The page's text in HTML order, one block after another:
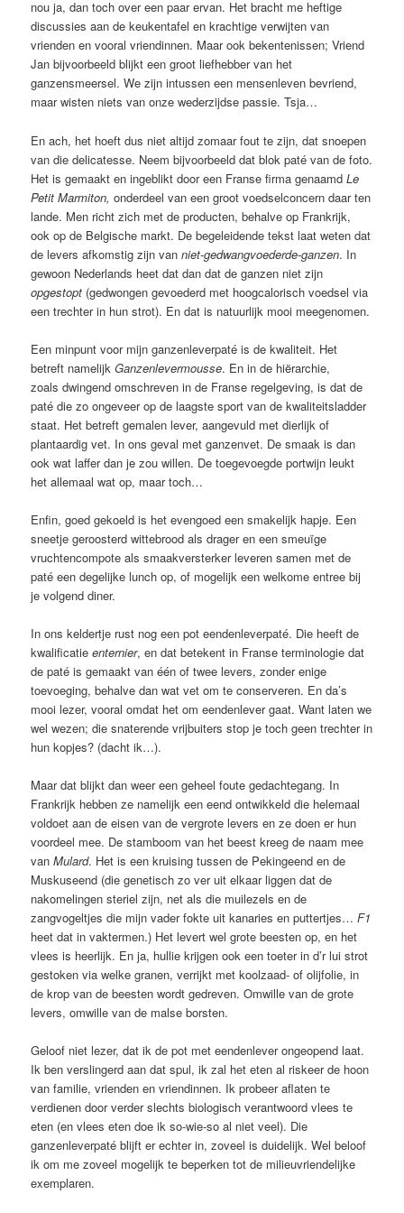
nou ja, dan toch over een paar ervan. Het bracht me heftige
discussies aan de keukentafel en krachtige verwijten van
vrienden en vooral vriendinnen. Maar ook bekentenissen; Vriend
Jan bijvoorbeeld blijkt een groot liefhebber van het
ganzensmeersel. We zijn intussen een mensenleven bevriend,
maar wisten niets van onze wederzijdse passie. Tsja…
En ach, het hoeft dus niet altijd zomaar fout te zijn, dat snoepen
van die delicatesse. Neem bijvoorbeeld dat blok paté van de foto.
Het is gemaakt en ingeblikt door een Franse firma genaamdLe
Petit Marmiton, onderdeel van een groot voedselconcern daar ten
lande. Men richt zich met de producten, behalve op Frankrijk,
ook op de Belgische markt. De begeleidende tekst laat weten dat
de levers afkomstig zijn vanniet-gedwangvoederde-ganzen. In
gewoon Nederlands heet dat dan dat de ganzen niet zijn
opgestopt (gedwongen gevoederd met hoogcalorisch voedsel via
een trechter in hun strot). En dat is natuurlijk mooi meegenomen.
Een minpunt voor mijn ganzenleverpaté is de kwaliteit. Het
betreft namelijkGanzenlevermousse. En in de hiërarchie,
zoals dwingend omschreven in de Franse regelgeving, is dat de
paté die zo ongeveer op de laagste sport van de kwaliteitsladder
staat. Het betreft gemalen lever, aangevuld met dierlijk of
plantaardig vet. In ons geval met ganzenvet. De smaak is dan
ook wat laffer dan je zou willen. De toegevoegde portwijn leukt
het allemaal wat op, maar toch…
Enfin, goed gekoeld is het evengoed een smakelijk hapje. Een
sneetje geroosterd wittebrood als drager en een smeuïge
vruchtencompote als smaakversterker leveren samen met de
paté een degelijke lunch op, of mogelijk een welkome entree bij
je volgend diner.
In ons keldertje rust nog een pot eendenleverpaté. Die heeft de
kwalificatieenternier, en dat betekent in Franse terminologie dat
de paté is gemaakt van één of twee levers, zonder enige
toevoeging, behalve dan wat vet om te conserveren. En da’s
mooi lezer, vooral omdat het om eendenlever gaat. Want laten we
wel wezen; die snaterende vrijbuiters stop je toch geen trechter in
hun kopjes? (dacht ik…).
Maar dat blijkt dan weer een geheel foute gedachtegang. In
Frankrijk hebben ze namelijk een eend ontwikkeld die helemaal
voldoet aan de eisen van de vergrote levers en ze doen er hun
voordeel mee. De stamboom van het beest kreeg de naam mee
vanMulard. Het is een kruising tussen de Pekingeend en de
Muskuseend (die genetisch zo ver uit elkaar liggen dat de
nakomelingen steriel zijn, net als die muilezels en de
zangvogeltjes die mijn vader fokte uit kanaries en puttertjes…F1
heet dat in vaktermen.) Het levert wel grote beesten op, en het
vlees is heerlijk. En ja, hullie krijgen ook een toeter in d’r lui strot
gestoken via welke granen, verrijkt met koolzaad- of olijfolie, in
de krop van de beesten wordt gedreven. Omwille van de grote
levers, omwille van de malse borsten.
Geloof niet lezer, dat ik de pot met eendenlever ongeopend laat.
Ik ben verslingerd aan dat spul, ik zal het eten al riskeer de hoon
van familie, vrienden en vriendinnen. Ik probeer aflaten te
verdienen door verder slechts biologisch verantwoord vlees te
eten (en vlees eten doe ik so-wie-so al niet veel). Die
ganzenleverpaté blijft er echter in, zoveel is duidelijk. Wel beloof
ik om me zoveel mogelijk te beperken tot de milieuvriendelijke
exemplaren.